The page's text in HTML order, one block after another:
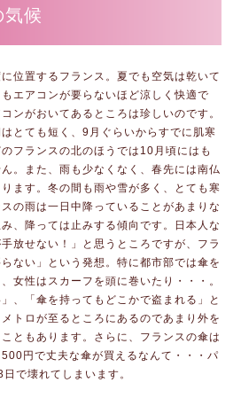
気候
位置するフランス。夏でも空気は乾いて
エアコンが要らないほど涼しく快適で
ンがおいてあるところは珍しいのです。
とても短く、9月ぐらいからすでに肌寒
フランスの北のほうでは10月頃にはも
。また、雨も少なくなく、春先には南仏
ます。冬の間も雨や雪が多く、とても寒
の雨は一日中降っていることがあまりな
、降っては止みする傾向です。日本人な
放せない！」と思うところですが、フラ
ない」という発想。特に都市部では傘を
女性はスカーフを頭に巻いたり・・・。
、「傘を持ってもどこかで盗まれる」と
トロが至るところにあるのであまり外を
ともあります。さらに、フランスの傘は
円で丈夫な傘が買えるなんて・・・パ
で壊れてしまいます。